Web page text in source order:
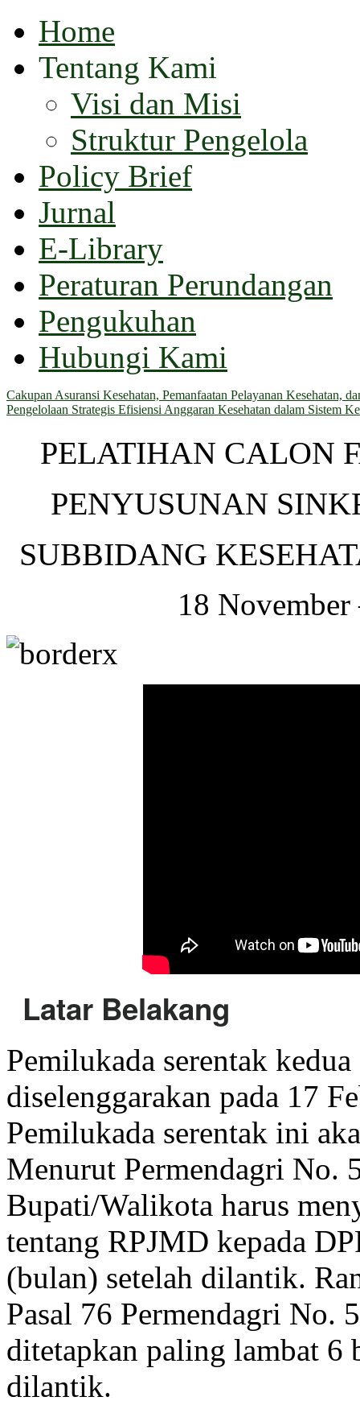
Home
Tentang Kami
Visi dan Misi
Struktur Pengelola
Policy Brief
Jurnal
E-Library
Peraturan Perundangan
Pengukuhan
Hubungi Kami
Cakupan Asuransi Kesehatan, Pemanfaatan Pelayanan Kesehatan,
Pengelolaan Strategis Efisiensi Anggaran Kesehatan dalam Sistem
PELATIHAN CALON
PENYUSUNAN
SUBBIDANG
18
Latar Belakang
Pemilukada serentak
diselenggarakan pada 17
Pemilukada serentak ini
Menurut Permendagri No.
Bupati/Walikota harus
tentang RPJMD kepada
(bulan) setelah dilantik.
Pasal 76 Permendagri No.
ditetapkan paling lambat 6
dilantik.